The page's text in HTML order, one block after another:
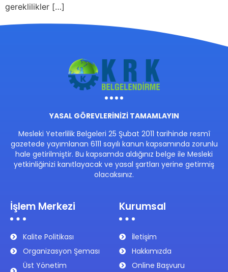
gereklilikler […]
YASAL GÖREVLERİNİZİ TAMAMLAYIN
Mesleki Yeterlilik Belgeleri 25 Şubat 2011 tarihinde resmî
gazetede yayımlanan 6111 sayılı kanun kapsamında zorunlu
hale getirilmiştir. Bu kapsamda aldığınız belge ile Mesleki
yetkinliğinizi kanıtlayacak ve yasal şartları yerine getirmiş
olacaksınız.
İşlem Merkezi
Kalite Politikası
Organizasyon Şeması
Üst Yönetim
Kurumsal
İletişim
Hakkımızda
Online Başvuru